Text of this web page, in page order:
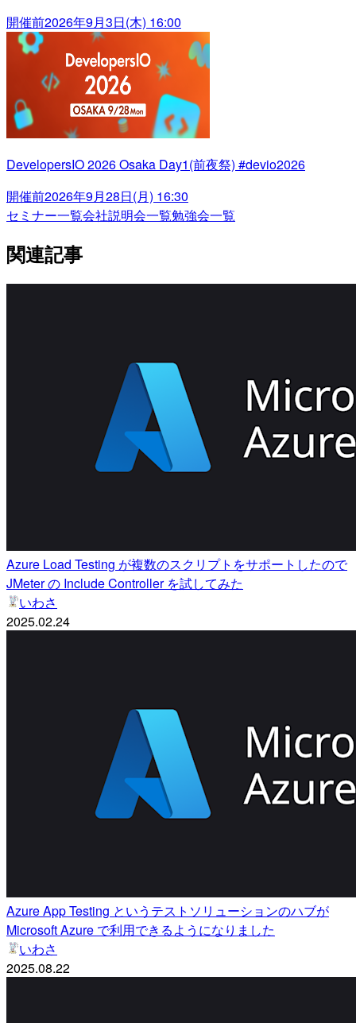
開催前2026年9月3日(木) 16:00
DevelopersIO 2026 Osaka Day1(前夜祭) #devio2026
開催前2026年9月28日(月) 16:30
セミナー一覧会社説明会一覧勉強会一覧
関連記事
Azure Load Testing が複数のスクリプトをサポートしたので
JMeter の Include Controller を試してみた
いわさ
2025.02.24
Azure App Testing というテストソリューションのハブが
Microsoft Azure で利用できるようになりました
いわさ
2025.08.22